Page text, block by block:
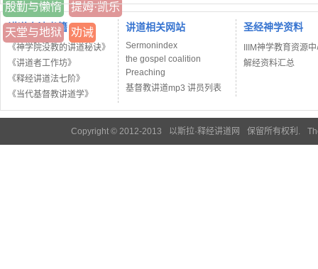
殷勤与懒惰 提姆·凯乐
天堂与地狱 劝诫
讲道方法书籍
《神学院没教的讲道秘诀》
《讲道者工作坊》
《释经讲道法七阶》
《当代基督教讲道学》
讲道相关网站
Sermonindex
the gospel coalition
Preaching
基督教讲道mp3 讲员列表
圣经神学资料
IIIM神学教育资源
解经资料汇总
Copyright © 2012-2013 以斯拉·释经讲道网 保留所有权利.